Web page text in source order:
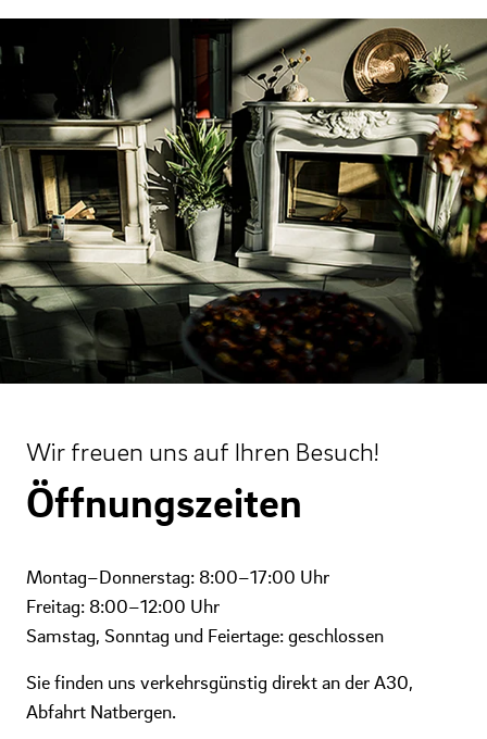
Wir freuen uns auf Ihren Besuch!
Öffnungszeiten
Montag–Donnerstag: 8:00–17:00 Uhr
Freitag: 8:00–12:00 Uhr
Samstag, Sonntag und Feiertage: geschlossen
Sie finden uns verkehrsgünstig direkt an der A30,
Abfahrt Natbergen.